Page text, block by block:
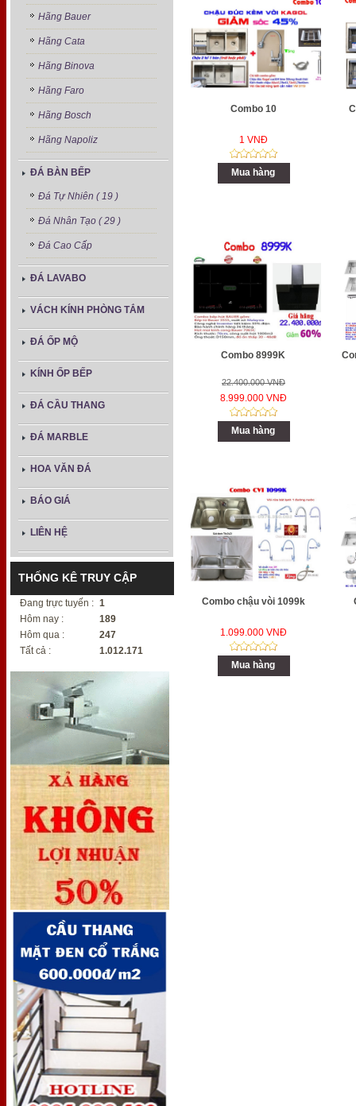
Hãng Bauer
Hãng Cata
Hãng Binova
Hãng Faro
Hãng Bosch
Hãng Napoliz
ĐÁ BÀN BẾP
Đá Tự Nhiên ( 19 )
Đá Nhân Tạo ( 29 )
Đá Cao Cấp
ĐÁ LAVABO
VÁCH KÍNH PHÒNG TẮM
ĐÁ ỐP MỘ
KÍNH ỐP BẾP
ĐÁ CẦU THANG
ĐÁ MARBLE
HOA VĂN ĐÁ
BÁO GIÁ
LIÊN HỆ
THỐNG KÊ TRUY CẬP
Đang trực tuyến : 1
Hôm nay :
189
Hôm qua :
247
Tất cả :
1.012.171
Combo 10
1 VNĐ
Mua hàng
Combo 8999K
22.400.000 VNĐ
8.999.000 VNĐ
Mua hàng
Combo chậu vòi 1099k
1.099.000 VNĐ
Mua hàng